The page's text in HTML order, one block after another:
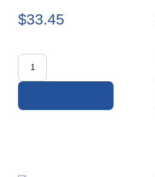
$33.45